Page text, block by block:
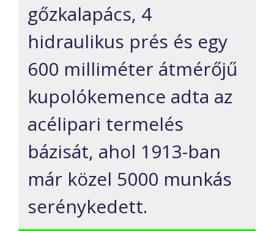
gőzkalapács, 4
hidraulikus prés és egy
600 milliméter átmérőjű
kupolókemence adta az
acélipari termelés
bázisát, ahol 1913-ban
már közel 5000 munkás
serénykedett.